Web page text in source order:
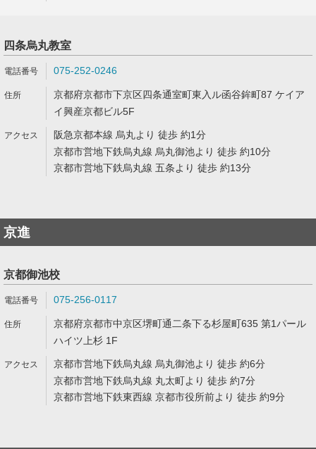
四条烏丸教室
075-252-0246
京都府京都市下京区四条通室町東入ル函谷鉾町87 ケイア
イ興産京都ビル5F
阪急京都本線 烏丸より 徒歩 約1分
京都市営地下鉄烏丸線 烏丸御池より 徒歩 約10分
京都市営地下鉄烏丸線 五条より 徒歩 約13分
京進
京都御池校
075-256-0117
京都府京都市中京区堺町通二条下る杉屋町635 第1パール
ハイツ上杉 1F
京都市営地下鉄烏丸線 烏丸御池より 徒歩 約6分
京都市営地下鉄烏丸線 丸太町より 徒歩 約7分
京都市営地下鉄東西線 京都市役所前より 徒歩 約9分